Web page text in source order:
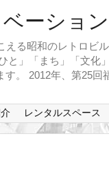
える昭和のレトロビ
と」「まち」「文化
す。 2012年、第25
レンタルスペース